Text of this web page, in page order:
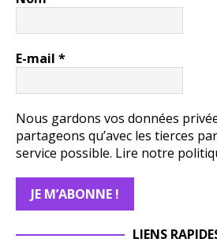
E-mail *
Nous gardons vos données
partageons qu’avec les tierces
service possible. Lire notre
LIENS